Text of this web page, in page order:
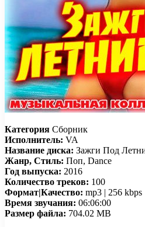
Категория Сборник
Исполнитель: VA
Название диска: Зажги Под
Жанр, Стиль: Поп, Dance
Год выпуска: 2016
Количество треков: 100
Формат|Качество: mp3 | 256 kbps
Время звучания: 06:06:00
Размер файла: 704.02 MB